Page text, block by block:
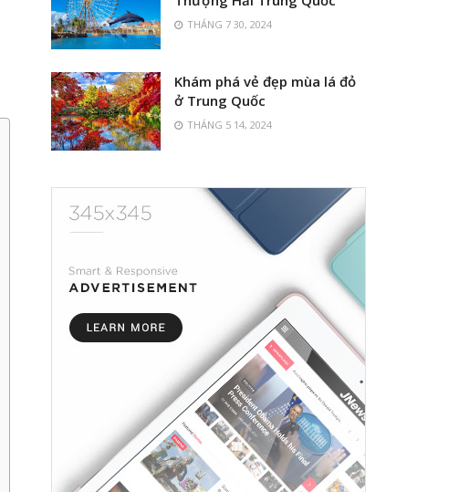
THÁNG 7 30, 2024
Khám phá vẻ đẹp mùa lá đỏ
ở Trung Quốc
THÁNG 5 14, 2024